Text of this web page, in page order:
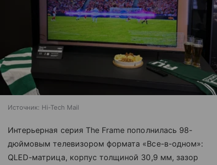
Источник: Hi-Tech Mail
Интерьерная серия The Frame пополнилась 98-
дюймовым телевизором формата «Все-в-одном»:
QLED-матрица, корпус толщиной 30,9 мм, зазор